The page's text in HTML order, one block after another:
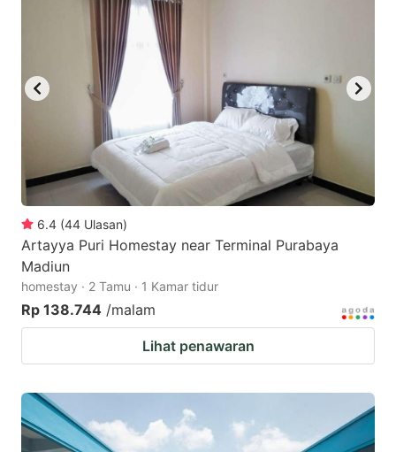
6.4 (44 Ulasan)
Artayya Puri Homestay near Terminal Purabaya
Madiun
homestay · 2 Tamu · 1 Kamar tidur
Rp 138.744 /malam
Lihat penawaran